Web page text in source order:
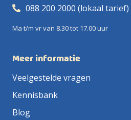
088 200 2000 (lokaal tarief)
Ma t/m vr van 8.30 tot 17.00 uur
Meer informatie
Veelgestelde vragen
Kennisbank
Blog